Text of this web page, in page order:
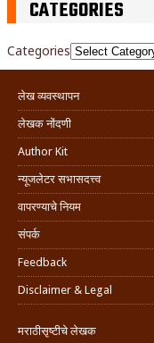
CATEGORIES
Categories
लेख व्यवस्थापन
लेखक नोंदणी
Author Kit
न्यूजलेटर सभासदत्त्व
वापरण्याचे नियम
संपर्क
Feedback
Disclaimer & Legal
मराठीसृष्टीचे लेखक